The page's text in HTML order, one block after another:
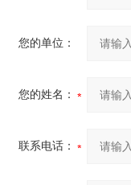
您的单位：
您的姓名：
联系电话：